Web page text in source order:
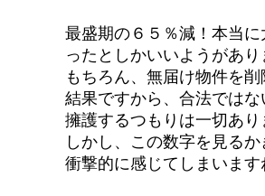
最盛期の６５％減！本当に
ったとしかいいようがあり
もちろん、無届け物件を
結果ですから、合法ではな
擁護するつもりは一切あり
しかし、この数字を見る
衝撃的に感じてしまいます